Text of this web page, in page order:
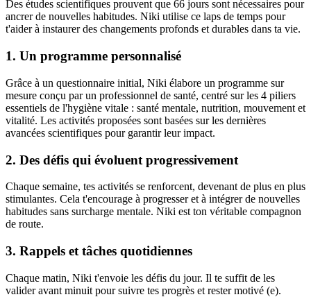
Des études scientifiques prouvent que 66 jours sont nécessaires pour
ancrer de nouvelles habitudes. Niki utilise ce laps de temps pour
t'aider à instaurer des changements profonds et durables dans ta vie.
1. Un programme personnalisé
Grâce à un questionnaire initial, Niki élabore un programme sur
mesure conçu par un professionnel de santé, centré sur les 4 piliers
essentiels de l'hygiène vitale : santé mentale, nutrition, mouvement et
vitalité. Les activités proposées sont basées sur les dernières
avancées scientifiques pour garantir leur impact.
2. Des défis qui évoluent progressivement
Chaque semaine, tes activités se renforcent, devenant de plus en plus
stimulantes. Cela t'encourage à progresser et à intégrer de nouvelles
habitudes sans surcharge mentale. Niki est ton véritable compagnon
de route.
3. Rappels et tâches quotidiennes
Chaque matin, Niki t'envoie les défis du jour. Il te suffit de les
valider avant minuit pour suivre tes progrès et rester motivé (e).